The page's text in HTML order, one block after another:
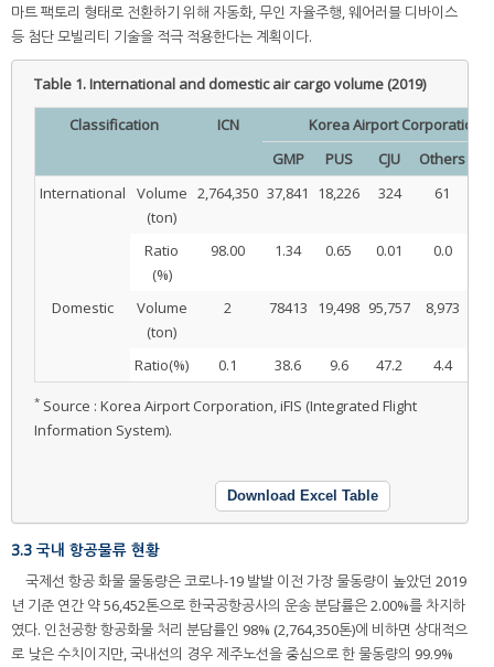
마트 팩토리 형태로 전환하기 위해 자동화, 무인 자율주행, 웨어러블 디바이스
등 첨단 모빌리티 기술을 적극 적용한다는 계획이다.
Table 1.International and domestic air cargo volume (2019)
Classification ICN
Korea Airport Corporation
GMP
PUS CJU Others
International
Volume
(ton)
2,764,350 37,841 18,226 324 61
Ratio
(%)
98.00 1.34 0.65 0.01 0.0
Domestic
Volume
(ton)
2 78413 19,498 95,757 8,973
Ratio(%) 0.1 38.6 9.6 47.2 4.4
* Source : Korea Airport Corporation, iFIS (Integrated Flight
Information System).
Download Excel Table
3.3 국내 항공물류 현황
국제선 항공 화물 물동량은 코로나-19 발발 이전 가장 물동량이 높았던 2019
년 기준 연간 약 56,452톤으로 한국공항공사의 운송 분담률은 2.00%를 차지하
였다. 인천공항 항공화물 처리 분담률인 98% (2,764,350톤)에 비하면 상대적으
로 낮은 수치이지만, 국내선의 경우 제주노선을 중심으로 한 물동량의 99.9%